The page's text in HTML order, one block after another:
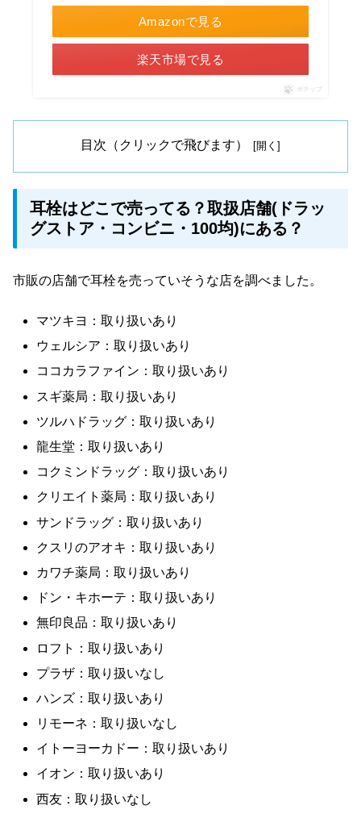
Amazonで見る
楽天市場で見る
ポチップ
目次（クリックで飛びます）
耳栓はどこで売ってる？取扱店舗(ドラッ
グストア・コンビニ・100均)にある？
市販の店舗で耳栓を売っていそうな店を調べました。
マツキヨ：取り扱いあり
ウェルシア：取り扱いあり
ココカラファイン：取り扱いあり
スギ薬局：取り扱いあり
ツルハドラッグ：取り扱いあり
龍生堂：取り扱いあり
コクミンドラッグ：取り扱いあり
クリエイト薬局：取り扱いあり
サンドラッグ：取り扱いあり
クスリのアオキ：取り扱いあり
カワチ薬局：取り扱いあり
ドン・キホーテ：取り扱いあり
無印良品：取り扱いあり
ロフト：取り扱いあり
プラザ：取り扱いなし
ハンズ：取り扱いあり
リモーネ：取り扱いなし
イトーヨーカドー：取り扱いあり
イオン：取り扱いあり
西友：取り扱いなし